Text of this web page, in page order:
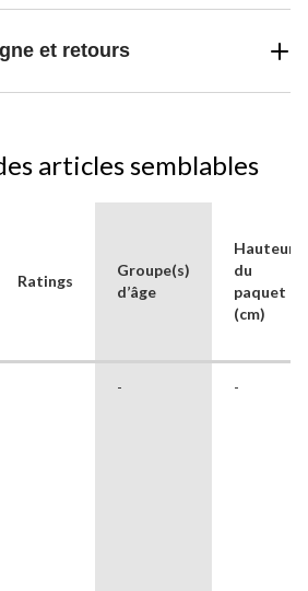
et retours
articles semblables
Ratings
Groupe(s)
d’âge
Hauteur
du
paquet
(cm)
- -